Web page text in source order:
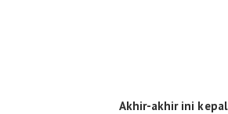
Akhir-akhir ini